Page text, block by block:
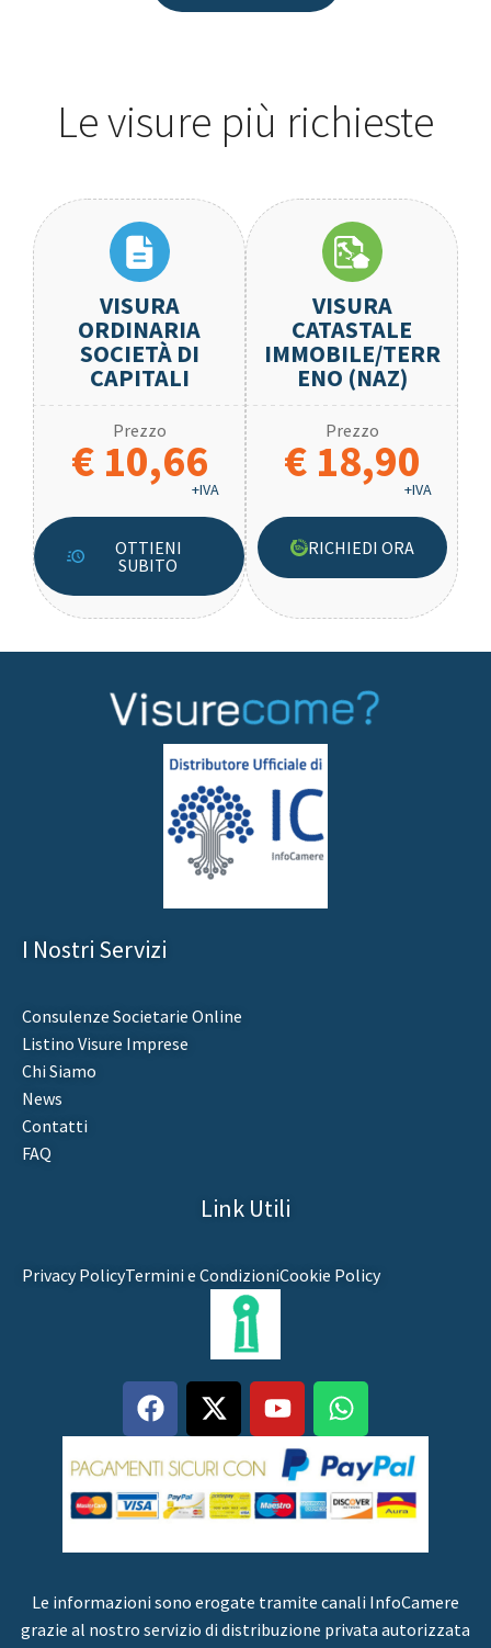
Le visure più richieste
VISURA
ORDINARIA
SOCIETÀ DI
CAPITALI
Prezzo
€ 10,66
+IVA
OTTIENI
SUBITO
VISURA
CATASTALE
IMMOBILE/TERR
ENO (NAZ)
Prezzo
€ 18,90
+IVA
RICHIEDI ORA
I Nostri Servizi
Consulenze Societarie Online
Listino Visure Imprese
Chi Siamo
News
Contatti
FAQ
Link Utili
Privacy PolicyTermini e CondizioniCookie Policy
Le informazioni sono erogate tramite canali InfoCamere
grazie al nostro servizio di distribuzione privata autorizzata